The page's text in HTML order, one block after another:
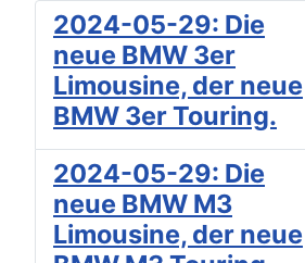
2024-05-29: Die
neue BMW 3er
Limousine, der neue
BMW 3er Touring.
2024-05-29: Die
neue BMW M3
Limousine, der neue